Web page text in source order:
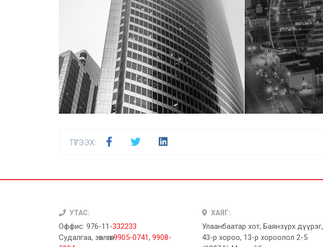
ТҮГЭЭХ:
УТАС:
Оффис: 976-11-332233
Судалгаа, зөвлөгөө:9905-0741, 9908-
ХАЯГ:
Улаанбаатар хот, Баянзүрх дүүрэг,
43-р хороо, 13-р хороолол 2-5